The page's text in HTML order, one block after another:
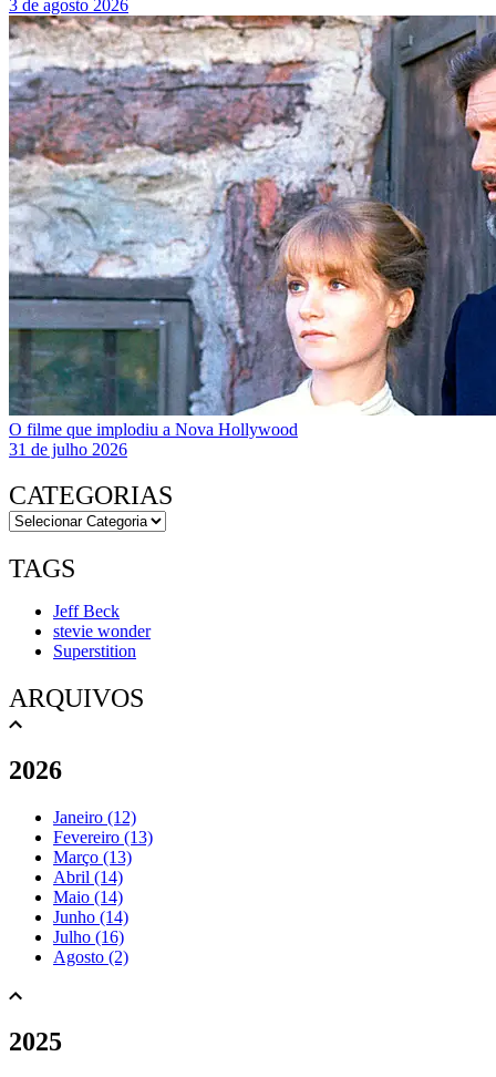
3 de agosto 2026
O filme que implodiu a Nova Hollywood
31 de julho 2026
CATEGORIAS
TAGS
Jeff Beck
stevie wonder
Superstition
ARQUIVOS
2026
Janeiro (12)
Fevereiro (13)
Março (13)
Abril (14)
Maio (14)
Junho (14)
Julho (16)
Agosto (2)
2025